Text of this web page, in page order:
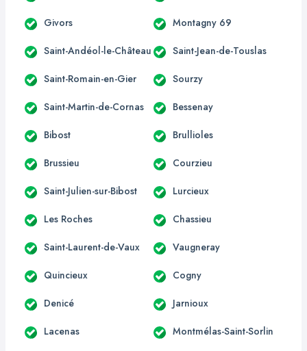
Givors Montagny 69
Saint-Andéol-le-Château Saint-Jean-de-Touslas
Saint-Romain-en-Gier Sourzy
Saint-Martin-de-Cornas Bessenay
Bibost Brullioles
Brussieu Courzieu
Saint-Julien-sur-Bibost Lurcieux
Les Roches Chassieu
Saint-Laurent-de-Vaux Vaugneray
Quincieux Cogny
Denicé Jarnioux
Lacenas Montmélas-Saint-Sorlin